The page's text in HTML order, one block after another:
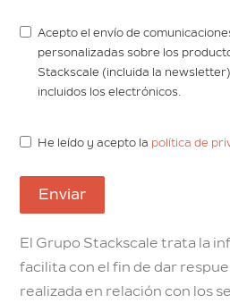
Acepto el envío de
personalizadas sobre los
Stackscale (incluida la
incluidos los electrónicos.
He leído y acepto la política de
Enviar
El Grupo Stackscale trata la
facilita con el fin de dar
realizada en relación con los